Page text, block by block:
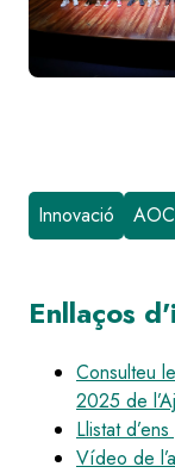
Innovació AOC
Enllaços
Consulteu
2025 de
Llistat
Vídeo de